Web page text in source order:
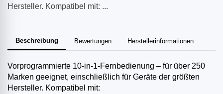
Hersteller. Kompatibel mit: ...
Beschreibung Bewertungen Herstellerinformationen
Vorprogrammierte 10-in-1-Fernbedienung – für über 250
Marken geeignet, einschließlich für Geräte der größten
Hersteller. Kompatibel mit: